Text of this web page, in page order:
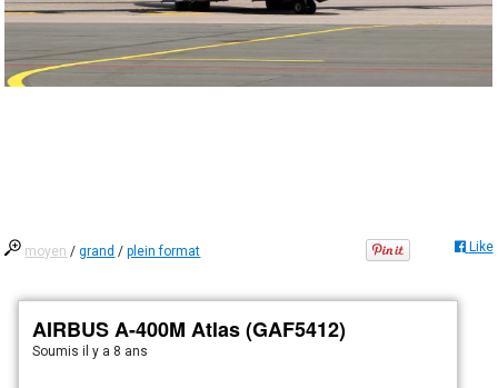
moyen /grand /plein format Like
AIRBUS A-400M Atlas (GAF5412)
Soumisil y a 8 ans